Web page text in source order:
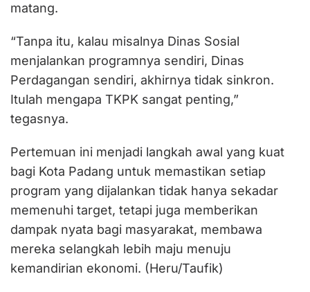
matang.
“Tanpa itu, kalau misalnya Dinas Sosial
menjalankan programnya sendiri, Dinas
Perdagangan sendiri, akhirnya tidak sinkron.
Itulah mengapa TKPK sangat penting,”
tegasnya.
Pertemuan ini menjadi langkah awal yang kuat
bagi Kota Padang untuk memastikan setiap
program yang dijalankan tidak hanya sekadar
memenuhi target, tetapi juga memberikan
dampak nyata bagi masyarakat, membawa
mereka selangkah lebih maju menuju
kemandirian ekonomi. (Heru/Taufik)